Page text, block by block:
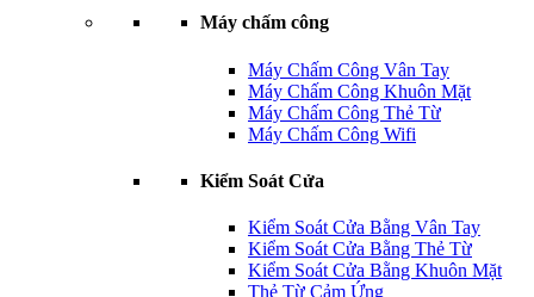
Máy chấm công
Máy Chấm Công Vân Tay
Máy Chấm Công Khuôn Mặt
Máy Chấm Công Thẻ Từ
Máy Chấm Công Wifi
Kiểm Soát Cửa
Kiểm Soát Cửa Bằng Vân Tay
Kiểm Soát Cửa Bằng Thẻ Từ
Kiểm Soát Cửa Bằng Khuôn Mặt
Thẻ Từ Cảm Ứng